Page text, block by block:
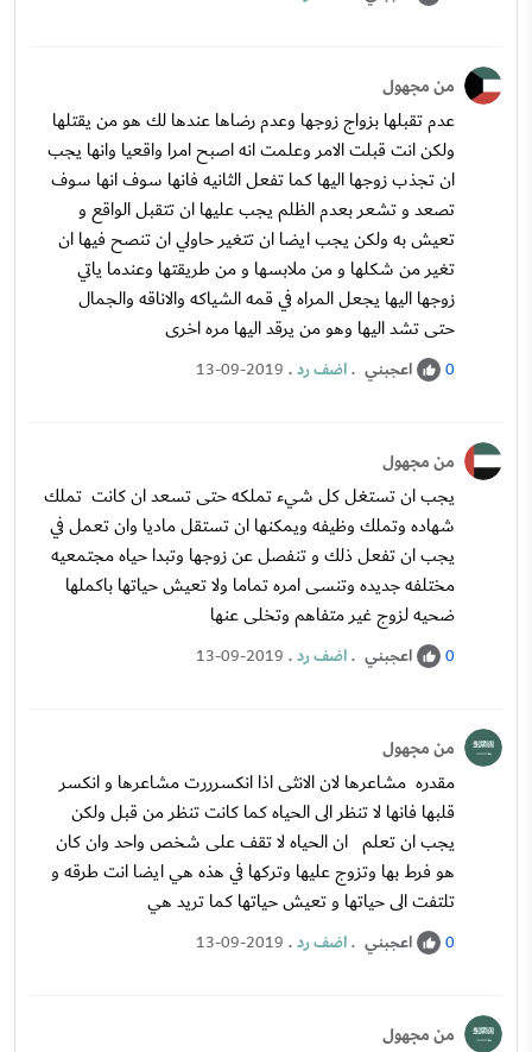
من مجهول
عدم تقبلها بزواج زوجها وعدم رضاها عندها لك هو من يقتلها
ولكن انت قبلت الامر وعلمت انه اصبح امرا واقعيا وانها يجب
ان تجذب زوجها اليها كما تفعل الثانيه فانها سوف انها سوف
تصعد و تشعر بعدم الظلم يجب عليها ان تتقبل الواقع و
تعيش به ولكن يجب ايضا ان تتغير حاولي ان تنصح فيها ان
تغير من شكلها و من ملابسها و من طريقتها وعندما ياتي
زوجها اليها يجعل المراه في قمه الشياكه والاناقه والجمال
حتى تشد اليها وهو من يرقد اليها مره اخرى
0 اعجبني .اضف رد.
13-09-2019
من مجهول
يجب ان تستغل كل شيء تملكه حتى تسعد ان كانت تملك
شهاده وتملك وظيفه ويمكنها ان تستقل ماديا وان تعمل في
يجب ان تفعل ذلك و تنفصل عن زوجها وتبدا حياه مجتمعيه
مختلفه جديده وتنسى امره تماما ولا تعيش حياتها باكملها
ضحيه لزوج غير متفاهم وتخلى عنها
0 اعجبني .اضف رد.
13-09-2019
من مجهول
مقدره مشاعرها لان الانثى اذا انكسرررت مشاعرها و انكسر
قلبها فانها لا تنظر الى الحياه كما كانت تنظر من قبل ولكن
يجب ان تعلم ان الحياه لا تقف على شخص واحد وان كان
هو فرط بها وتزوج عليها وتركها في هذه هي ايضا انت طرقه و
تلتفت الى حياتها و تعيش حياتها كما تريد هي
0 اعجبني .اضف رد.
13-09-2019
من مجهول